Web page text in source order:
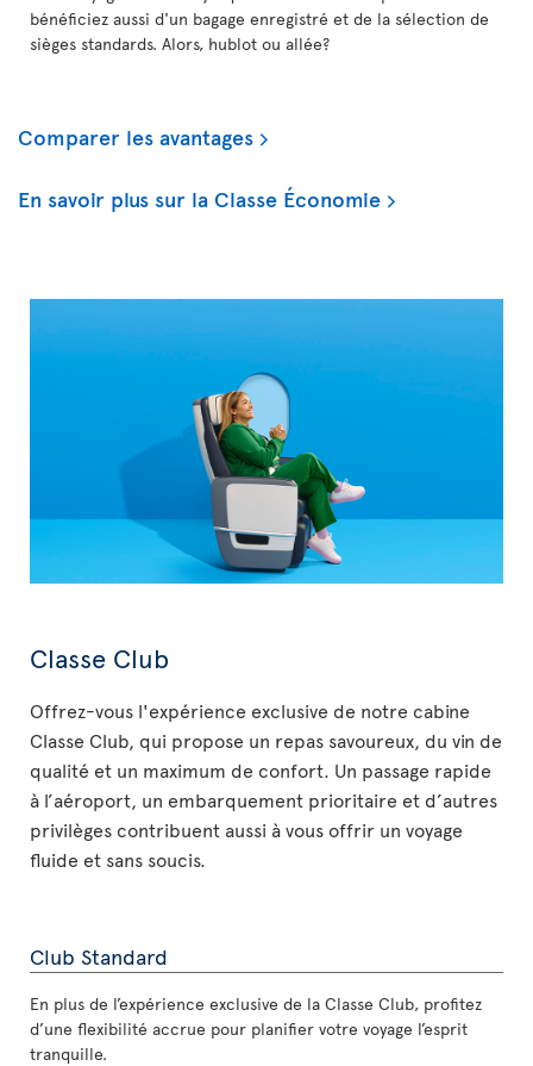
bénéficiez aussi d'un bagage enregistré et de la sélection de
sièges standards. Alors, hublot ou allée?
Comparer les avantages
En savoir plus sur la Classe Économie
Classe Club
Offrez-vous l'expérience exclusive de notre cabine
Classe Club, qui propose un repas savoureux, du vin de
qualité et un maximum de confort. Un passage rapide
à l’aéroport, un embarquement prioritaire et d’autres
privilèges contribuent aussi à vous offrir un voyage
fluide et sans soucis.
Club Standard
En plus de l’expérience exclusive de la Classe Club, profitez
d’une flexibilité accrue pour planifier votre voyage l’esprit
tranquille.